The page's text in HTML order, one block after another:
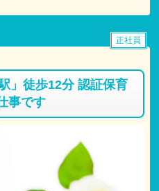
」徒歩12分 認証保育
事です
正社員